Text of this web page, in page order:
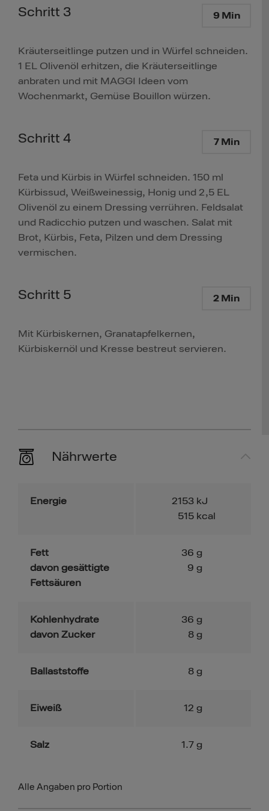
Schritt 3 9 Min
Kräuterseitlinge putzen und in Würfel schneiden.
1 EL Olivenöl erhitzen, die Kräuterseitlinge
anbraten und mit MAGGI Ideen vom
Wochenmarkt, Gemüse Bouillon würzen.
Schritt 4 7 Min
Feta und Kürbis in Würfel schneiden. 150 ml
Kürbissud, Weißweinessig, Honig und 2,5 EL
Olivenöl zu einem Dressing verrühren. Feldsalat
und Radicchio putzen und waschen. Salat mit
Brot, Kürbis, Feta, Pilzen und dem Dressing
vermischen.
Schritt 5 2 Min
Mit Kürbiskernen, Granatapfelkernen,
Kürbiskernöl und Kresse bestreut servieren.
Nährwerte
Energie 2153 kJ
515 kcal
Fett
davon gesättigte
Fettsäuren
36 g
9 g
Kohlenhydrate
davon Zucker
36 g
8 g
Ballaststoffe 8 g
Eiweiß 12 g
Salz 1.7 g
Alle Angaben pro Portion